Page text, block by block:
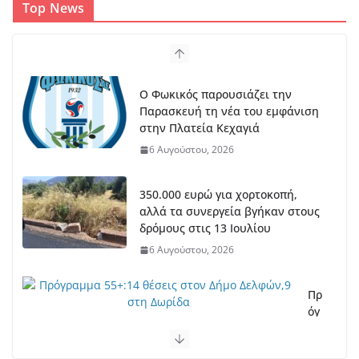
Top News
Ο Φωκικός παρουσιάζει την
Παρασκευή τη νέα του εμφάνιση
στην Πλατεία Κεχαγιά
6 Αυγούστου, 2026
350.000 ευρώ για χορτοκοπή,
αλλά τα συνεργεία βγήκαν στους
δρόμους στις 13 Ιουλίου
6 Αυγούστου, 2026
Πρ
όγ